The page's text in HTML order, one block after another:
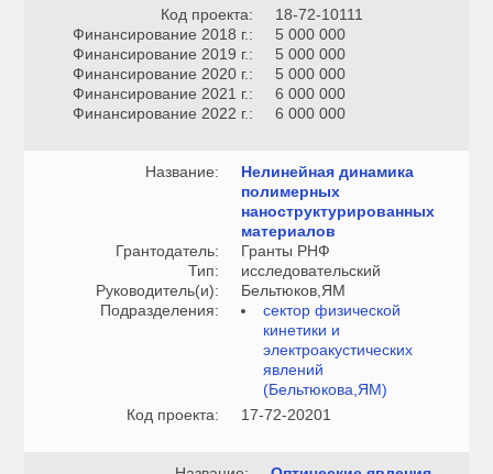
Код проекта:
18-72-10111
Финансирование 2018 г.:
5 000 000
Финансирование 2019 г.:
5 000 000
Финансирование 2020 г.:
5 000 000
Финансирование 2021 г.:
6 000 000
Финансирование 2022 г.:
6 000 000
Название:
Нелинейная динамика
полимерных
наноструктурированных
материалов
Грантодатель:
Гранты РНФ
Тип:
исследовательский
Руководитель(и):
Бельтюков,ЯМ
Подразделения:
сектор физической
кинетики и
электроакустических
явлений
(Бельтюкова,ЯМ)
Код проекта:
17-72-20201